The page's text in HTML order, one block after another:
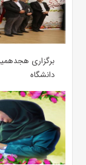
برگزاری
دانشگاه